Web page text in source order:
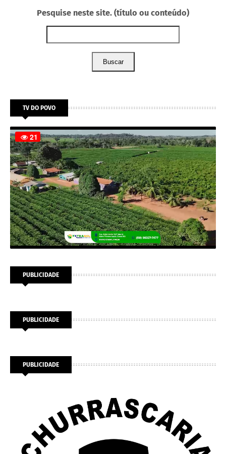
Pesquise neste site. (título ou conteúdo)
Buscar
TV DO POVO
PUBLICIDADE
PUBLICIDADE
PUBLICIDADE